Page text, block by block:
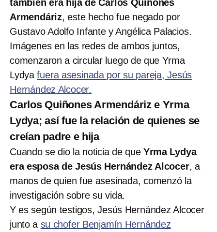
también era hija de Carlos Quiñones
Armendáriz, este hecho fue negado por
Gustavo Adolfo Infante y Angélica Palacios.
Imágenes en las redes de ambos juntos,
comenzaron a circular luego de que Yrma
Lydyafuera asesinada por su pareja, Jesús
Hernández Alcocer.
Carlos Quiñones Armendáriz e Yrma
Lydya; así fue la relación de quienes se
creían padre e hija
Cuando se dio la noticia de que Yrma Lydya
era esposa de Jesús Hernández Alcocer, a
manos de quien fue asesinada, comenzó la
investigación sobre su vida.
Y es según testigos, Jesús Hernández Alcocer
junto a su chofer Benjamín Hernández